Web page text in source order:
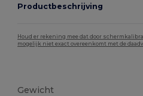
Productbeschrijving
Houd er rekening mee dat door
mogelijk niet exact overeenkomt met de
Gewicht